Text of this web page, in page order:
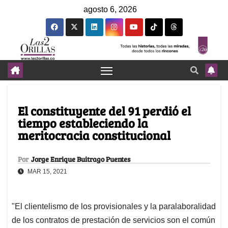
agosto 6, 2026
El constituyente del 91 perdió el
tiempo estableciendo la
meritocracia constitucional
Por Jorge Enrique Buitrago Puentes
MAR 15, 2021
"El clientelismo de los provisionales y la paralaboralidad
de los contratos de prestación de servicios son el común